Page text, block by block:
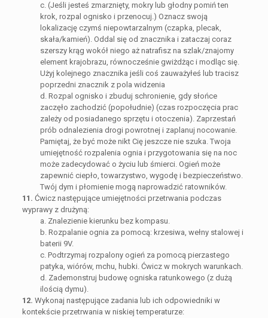
c. (Jeśli jesteś zmarznięty, mokry lub głodny pomiń ten
krok, rozpal ognisko i przenocuj.) Oznacz swoją
lokalizację czymś niepowtarzalnym (czapka, plecak,
skała/kamień). Oddal się od znacznika i zataczaj coraz
szerszy krąg wokół niego aż natrafisz na szlak/znajomy
element krajobrazu, równocześnie gwiżdżąc i modląc się.
Użyj kolejnego znacznika jeśli coś zauważyłeś lub tracisz
poprzedni znacznik z pola widzenia
d. Rozpal ognisko i zbuduj schronienie, gdy słońce
zaczęło zachodzić (popołudnie) (czas rozpoczęcia prac
zależy od posiadanego sprzętu i otoczenia). Zaprzestań
prób odnalezienia drogi powrotnej i zaplanuj nocowanie.
Pamiętaj, że być może nikt Cię jeszcze nie szuka. Twoja
umiejętność rozpalenia ognia i przygotowania się na noc
może zadecydować o życiu lub śmierci. Ogień może
zapewnić ciepło, towarzystwo, wygodę i bezpieczeństwo.
Twój dym i płomienie mogą naprowadzić ratowników.
11. Ćwicz następujące umiejętności przetrwania podczas
wyprawy z drużyną:
a. Znalezienie kierunku bez kompasu.
b. Rozpalanie ognia za pomocą: krzesiwa, wełny stalowej i
baterii 9V.
c. Podtrzymaj rozpalony ogień za pomocą pierzastego
patyka, wiórów, mchu, hubki. Ćwicz w mokrych warunkach.
d. Zademonstruj budowę ogniska ratunkowego (z dużą
ilością dymu).
12. Wykonaj następujące zadania lub ich odpowiedniki w
kontekście przetrwania w niskiej temperaturze: